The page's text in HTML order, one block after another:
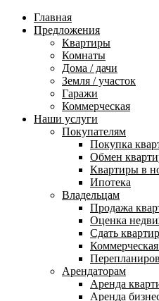
Главная
Предложения
Квартиры
Комнаты
Дома / дачи
Земля / участок
Гаражи
Коммерческая
Наши услуги
Покупателям
Покупка
Обмен
Квартиры в
Ипотека
Владельцам
Продажа
Оценка
Сдать
Арендаторам
Аренда
Аренда